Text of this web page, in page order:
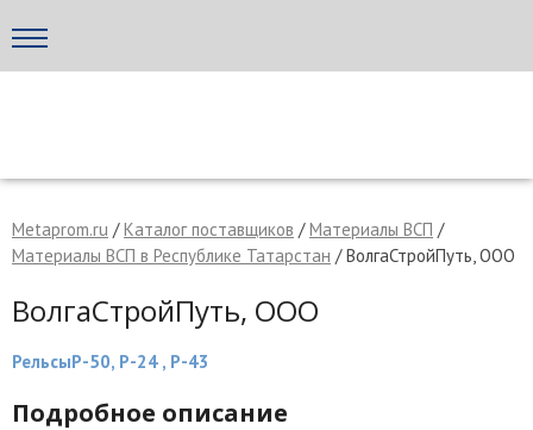
МЕТАПРОМ - российский торгово-промышленный портал
Написать поставщику
Metaprom.ru /Каталог поставщиков /Материалы ВСП /
Материалы ВСП в Республике Татарстан / ВолгаСтройПуть, ООО
ВолгаСтройПуть, ООО
РельсыР-50, Р-24 , Р-43
Подробное описание